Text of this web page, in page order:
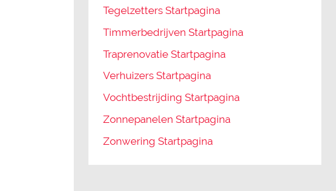
Tegelzetters Startpagina
Timmerbedrijven Startpagina
Traprenovatie Startpagina
Verhuizers Startpagina
Vochtbestrijding Startpagina
Zonnepanelen Startpagina
Zonwering Startpagina